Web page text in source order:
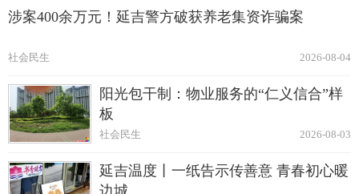
涉案400余万元！延吉警方破获养老集资诈骗案
2026-08-04
社会民生
阳光包干制：物业服务的“仁义信合”样
板
2026-08-03
社会民生
延吉温度丨一纸告示传善意 青春初心暖
边城